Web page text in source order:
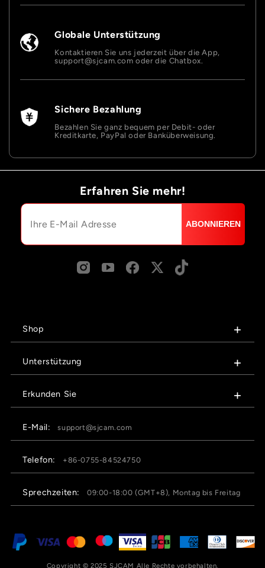
Globale Unterstützung
Kontaktieren Sie uns jederzeit über die App,
support@sjcam.com oder die Chatbox.
Sichere Bezahlung
Bezahlen Sie ganz bequem per Debit- oder
Kreditkarte, PayPal oder Banküberweisung.
Erfahren Sie mehr!
ABONNIEREN
Shop
Unterstützung
Erkunden Sie
E-Mail: support@sjcam.com
Telefon: +86-0755-84524750
Sprechzeiten: 09:00-18:00 (GMT+8), Montag bis Freitag
Copyright © 2025 SJCAM Alle Rechte vorbehalten.